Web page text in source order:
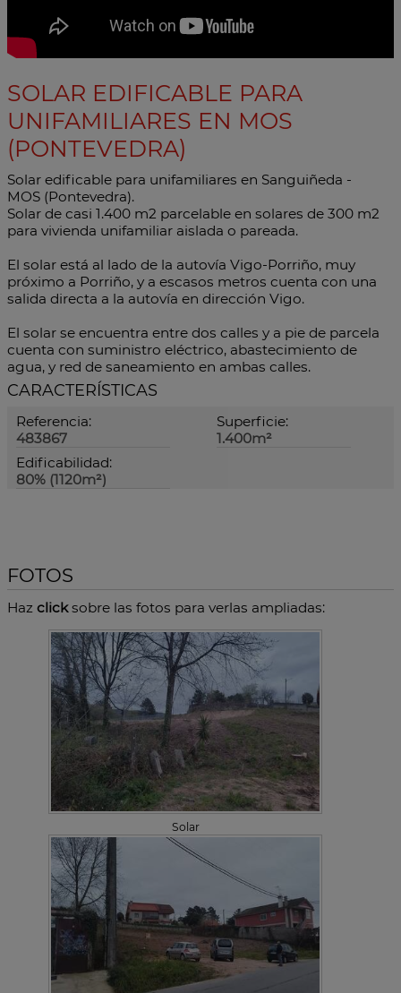
SOLAR EDIFICABLE PARA
UNIFAMILIARES EN MOS
(PONTEVEDRA)
Solar edificable para unifamiliares en Sanguiñeda -
MOS (Pontevedra).
Solar de casi 1.400 m2 parcelable en solares de 300 m2
para vivienda unifamiliar aislada o pareada.
El solar está al lado de la autovía Vigo-Porriño, muy
próximo a Porriño, y a escasos metros cuenta con una
salida directa a la autovía en dirección Vigo.
El solar se encuentra entre dos calles y a pie de parcela
cuenta con suministro eléctrico, abastecimiento de
agua, y red de saneamiento en ambas calles.
CARACTERÍSTICAS
Referencia:
483867
Superficie:
1.400m²
Edificabilidad:
80% (1120m²)
FOTOS
Haz clicksobre las fotos para verlas ampliadas:
Solar